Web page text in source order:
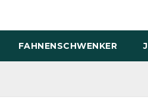
FAHNENSCHWENKER